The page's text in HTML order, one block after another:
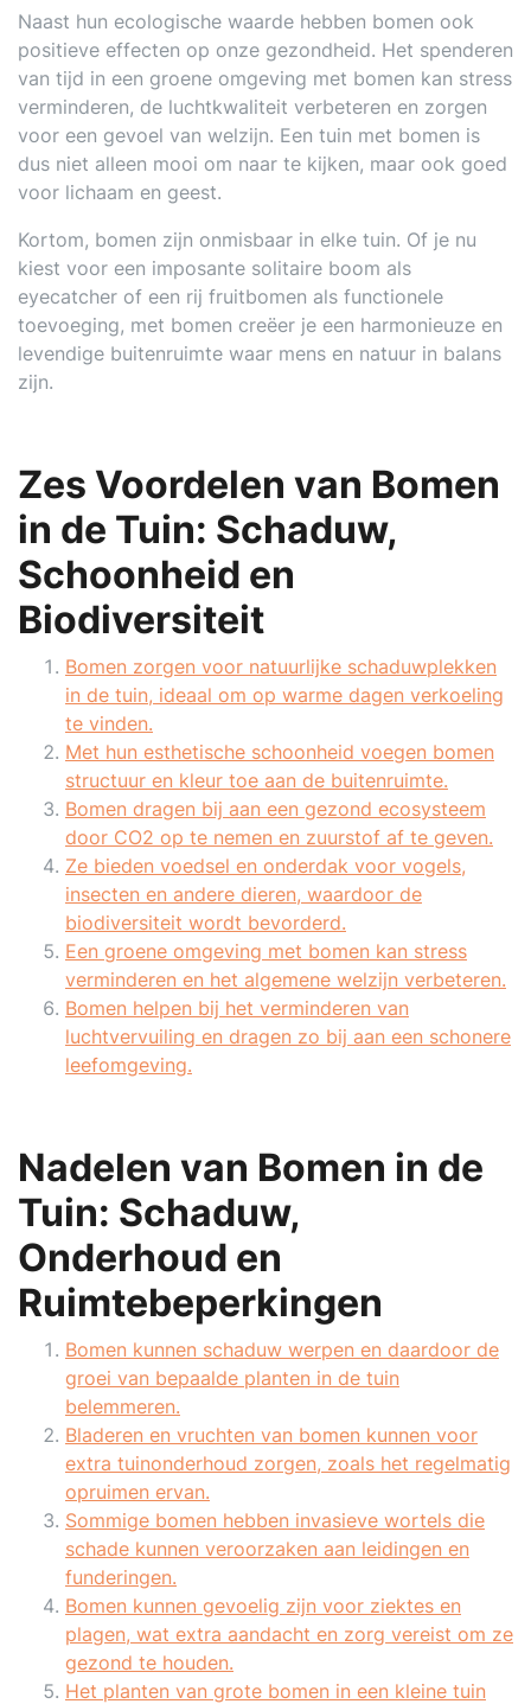
Naast hun ecologische waarde hebben bomen ook
positieve effecten op onze gezondheid. Het spenderen
van tijd in een groene omgeving met bomen kan stress
verminderen, de luchtkwaliteit verbeteren en zorgen
voor een gevoel van welzijn. Een tuin met bomen is
dus niet alleen mooi om naar te kijken, maar ook goed
voor lichaam en geest.
Kortom, bomen zijn onmisbaar in elke tuin. Of je nu
kiest voor een imposante solitaire boom als
eyecatcher of een rij fruitbomen als functionele
toevoeging, met bomen creëer je een harmonieuze en
levendige buitenruimte waar mens en natuur in balans
zijn.
Zes Voordelen van Bomen
in de Tuin: Schaduw,
Schoonheid en
Biodiversiteit
Bomen zorgen voor natuurlijke schaduwplekken
in de tuin, ideaal om op warme dagen verkoeling
te vinden.
Met hun esthetische schoonheid voegen bomen
structuur en kleur toe aan de buitenruimte.
Bomen dragen bij aan een gezond ecosysteem
door CO2 op te nemen en zuurstof af te geven.
Ze bieden voedsel en onderdak voor vogels,
insecten en andere dieren, waardoor de
biodiversiteit wordt bevorderd.
Een groene omgeving met bomen kan stress
verminderen en het algemene welzijn verbeteren.
Bomen helpen bij het verminderen van
luchtvervuiling en dragen zo bij aan een schonere
leefomgeving.
Nadelen van Bomen in de
Tuin: Schaduw,
Onderhoud en
Ruimtebeperkingen
Bomen kunnen schaduw werpen en daardoor de
groei van bepaalde planten in de tuin
belemmeren.
Bladeren en vruchten van bomen kunnen voor
extra tuinonderhoud zorgen, zoals het regelmatig
opruimen ervan.
Sommige bomen hebben invasieve wortels die
schade kunnen veroorzaken aan leidingen en
funderingen.
Bomen kunnen gevoelig zijn voor ziektes en
plagen, wat extra aandacht en zorg vereist om ze
gezond te houden.
Het planten van grote bomen in een kleine tuin